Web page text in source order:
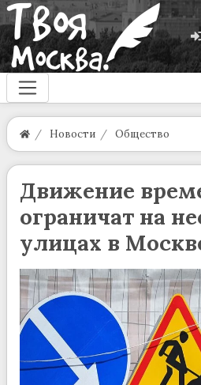
Новости Общество
Движение
ограничат на
улицах в